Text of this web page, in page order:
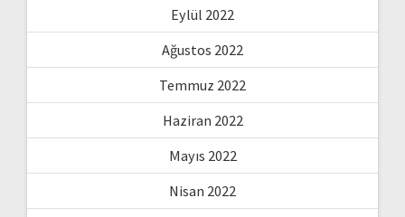
Eylül 2022
Ağustos 2022
Temmuz 2022
Haziran 2022
Mayıs 2022
Nisan 2022